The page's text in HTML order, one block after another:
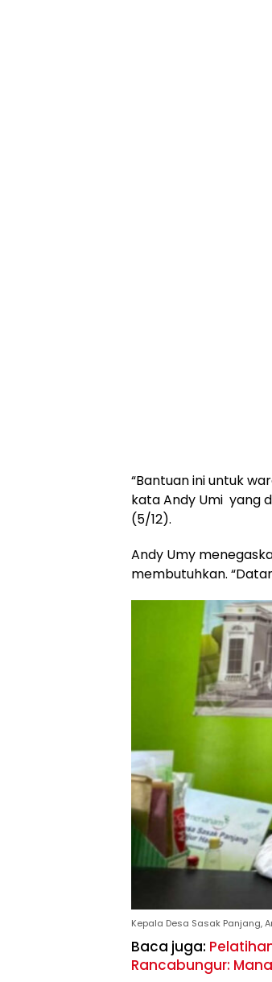
“Bantuan ini untuk
kata Andy Umi yang
(5/12).
Andy Umy
membutuhkan.
Kepala Desa Sasak Panjang,
Baca juga:
Rancabungur: